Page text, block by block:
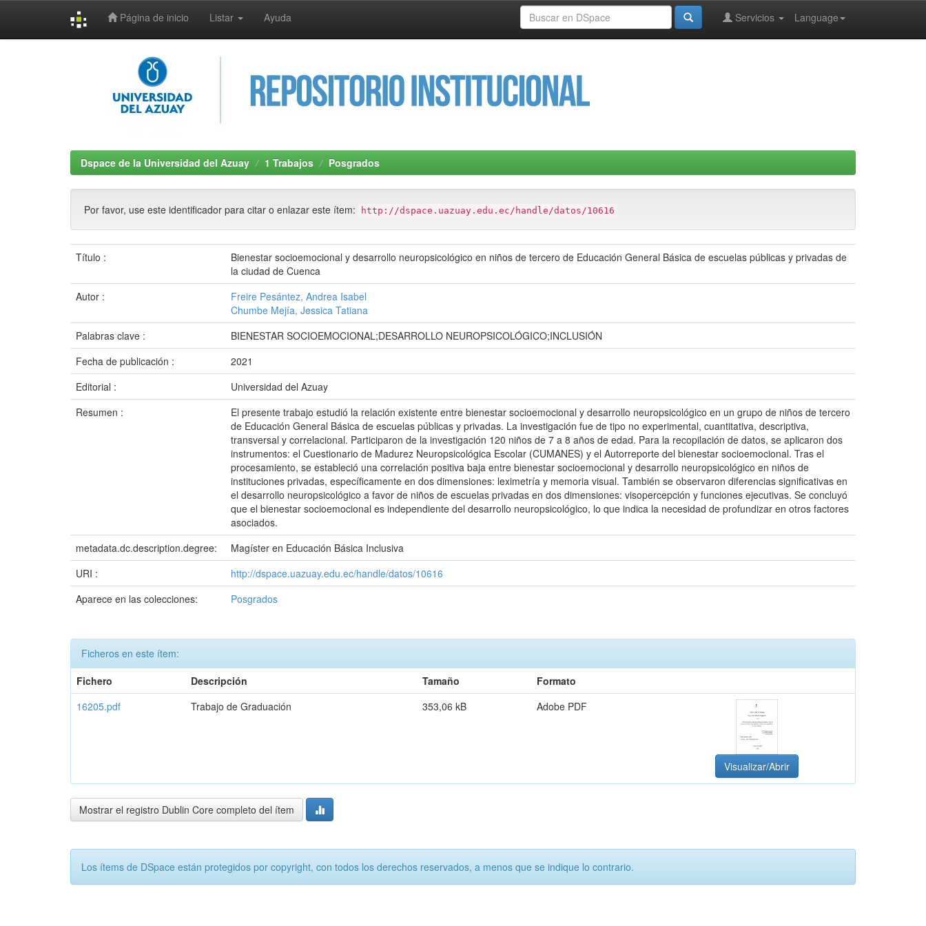
Página de inicio Listar Ayuda Language
Servicios
Dspace de la Universidad del Azuay 1 Trabajos Posgrados
Por favor, use este identificador para citar o enlazar este ítem: http://dspace.uazuay.edu.ec/handle/datos/10616
Título :
Bienestar socioemocional y desarrollo neuropsicológico en niños de tercero de Educación General Básica de escuelas públicas y privadas de
la ciudad de Cuenca
Autor :
Freire Pesántez, Andrea Isabel
Chumbe Mejía, Jessica Tatiana
Palabras clave :
BIENESTAR SOCIOEMOCIONAL;DESARROLLO NEUROPSICOLÓGICO;INCLUSIÓN
Fecha de publicación :
2021
Editorial :
Universidad del Azuay
Resumen :
El presente trabajo estudió la relación existente entre bienestar socioemocional y desarrollo neuropsicológico en un grupo de niños de tercero
de Educación General Básica de escuelas públicas y privadas. La investigación fue de tipo no experimental, cuantitativa, descriptiva,
transversal y correlacional. Participaron de la investigación 120 niños de 7 a 8 años de edad. Para la recopilación de datos, se aplicaron dos
instrumentos: el Cuestionario de Madurez Neuropsicológica Escolar (CUMANES) y el Autorreporte del bienestar socioemocional. Tras el
procesamiento, se estableció una correlación positiva baja entre bienestar socioemocional y desarrollo neuropsicológico en niños de
instituciones privadas, específicamente en dos dimensiones: leximetría y memoria visual. También se observaron diferencias significativas en
el desarrollo neuropsicológico a favor de niños de escuelas privadas en dos dimensiones: visopercepción y funciones ejecutivas. Se concluyó
que el bienestar socioemocional es independiente del desarrollo neuropsicológico, lo que indica la necesidad de profundizar en otros factores
asociados.
metadata.dc.description.degree:
Magíster en Educación Básica Inclusiva
URI :
http://dspace.uazuay.edu.ec/handle/datos/10616
Aparece en las colecciones:
Posgrados
Ficheros en este ítem:
Fichero
Descripción Tamaño
Formato
16205.pdf
Trabajo de Graduación 353,06 kB Adobe PDF
Visualizar/Abrir
Mostrar el registro Dublin Core completo del ítem
Los ítems de DSpace están protegidos por copyright, con todos los derechos reservados, a menos que se indique lo contrario.